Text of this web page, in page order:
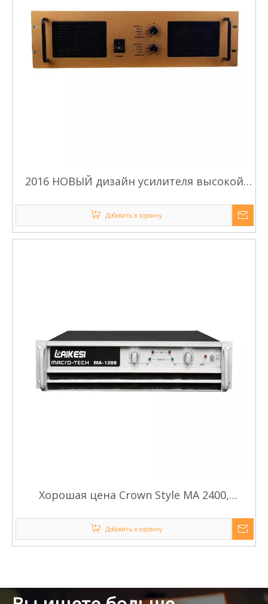
2016 НОВЫЙ дизайн усилителя высокой
Добавить в корзину
Хорошая цена Crown Style MA 2400,
усилитель мощности
Добавить в корзину